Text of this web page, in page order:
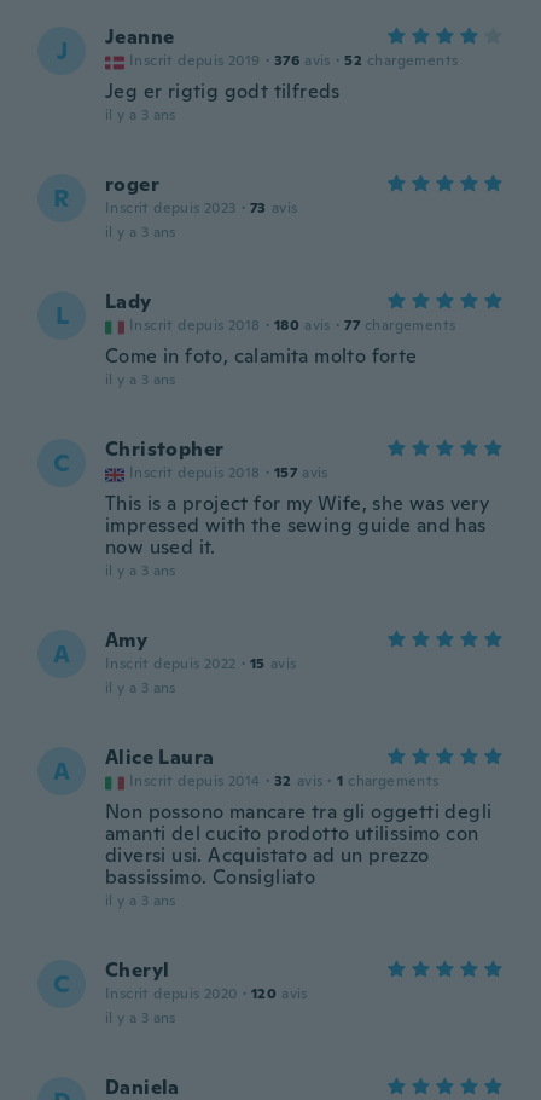
J Jeanne
Inscrit depuis 2019 · 376 avis · 52 chargements
Jeg er rigtig godt tilfreds
il y a 3 ans
R roger
Inscrit depuis 2023 · 73 avis
il y a 3 ans
L Lady
Inscrit depuis 2018 · 180 avis · 77 chargements
Come in foto, calamita molto forte
il y a 3 ans
C Christopher
Inscrit depuis 2018 · 157 avis
This is a project for my Wife, she was very
impressed with the sewing guide and has
now used it.
il y a 3 ans
A Amy
Inscrit depuis 2022 · 15 avis
il y a 3 ans
A Alice Laura
Inscrit depuis 2014 · 32 avis · 1 chargements
Non possono mancare tra gli oggetti degli
amanti del cucito prodotto utilissimo con
diversi usi. Acquistato ad un prezzo
bassissimo. Consigliato
il y a 3 ans
C Cheryl
Inscrit depuis 2020 · 120 avis
il y a 3 ans
Daniela